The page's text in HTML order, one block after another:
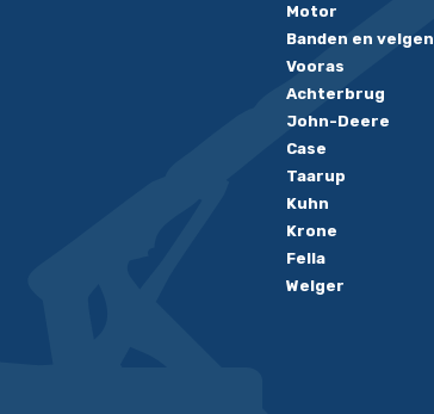
Motor
Banden en velgen
Vooras
Achterbrug
John-Deere
Case
Taarup
Kuhn
Krone
Fella
Welger